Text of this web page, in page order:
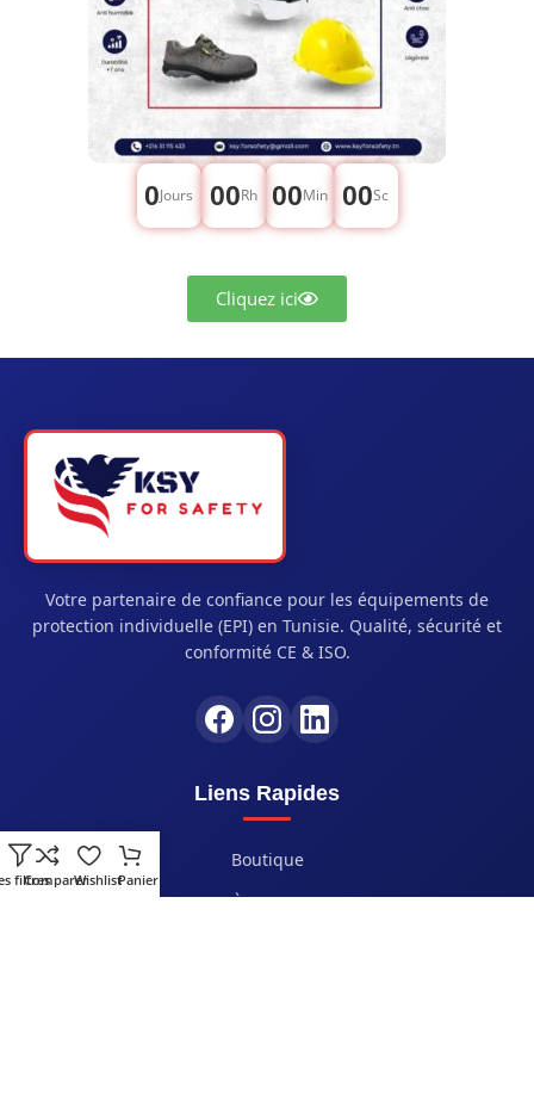
0Jours 00Rh 00Min 00Sc
Cliquez ici
filtres
ComparerWishlistPanier
Votre partenaire de confiance pour les équipements de
protection individuelle (EPI) en Tunisie. Qualité, sécurité et
conformité CE & ISO.
Liens Rapides
Boutique
À Propos